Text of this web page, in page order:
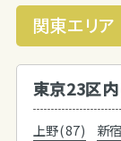
関東エリア
東京23区
上野(87) 新